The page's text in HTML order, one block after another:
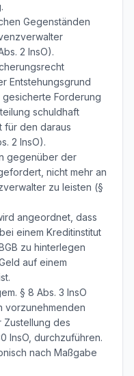
Gegenständen
2 InsO).
Entstehungsgrund
Forderung
schuldhaft
für den daraus
2 InsO).
gegenüber der
nicht mehr an
zu leisten (§
angeordnet, dass
einem Kreditinstitut
zu hinterlegen
auf einem
§ 8 Abs. 3 InsO
vorzunehmenden
Zustellung des
InsO, durchzuführen.
nach Maßgabe